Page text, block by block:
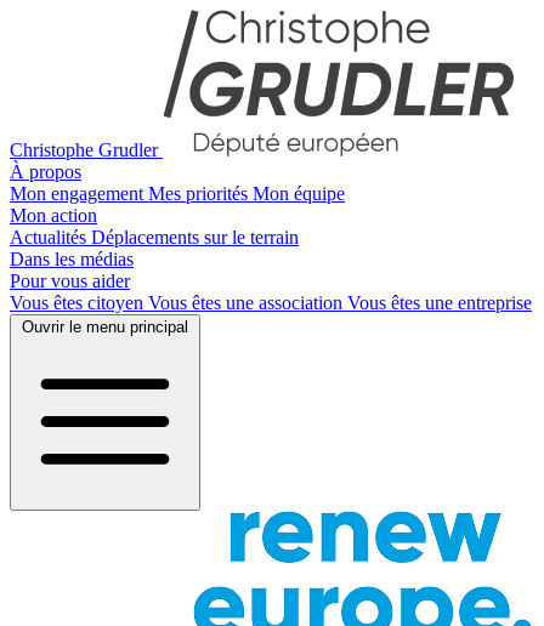
Christophe Grudler
À propos
Mon engagement Mes priorités Mon équipe
Mon action
Actualités Déplacements sur le terrain
Dans les médias
Pour vous aider
Vous êtes citoyen Vous êtes une association Vous êtes une entreprise
Ouvrir le menu principal